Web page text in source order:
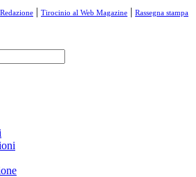
Redazione | Tirocinio al Web Magazine | Rassegna stampa